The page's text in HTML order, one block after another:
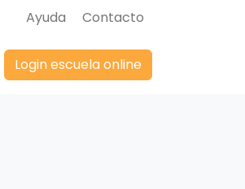
Ayuda Contacto
Login escuela online